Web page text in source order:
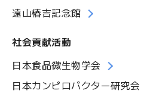
遠山椿吉記念館
社会貢献活動
日本食品微生物学会
日本カンピロバクター研究会